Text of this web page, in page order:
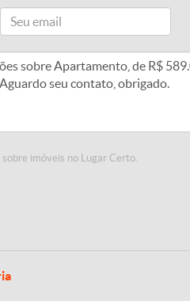
imóveis no Lugar Certo.